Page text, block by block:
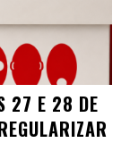
27 E 28 DE